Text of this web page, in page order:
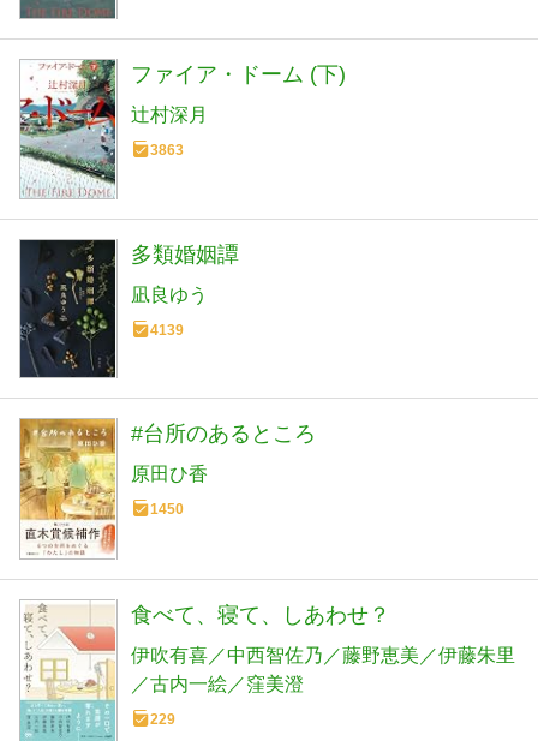
ファイア・ドーム (下)
辻村深月
3863
多類婚姻譚
凪良ゆう
4139
#台所のあるところ
原田ひ香
1450
食べて、寝て、しあわせ？
伊吹有喜／中西智佐乃／藤野恵美／伊藤朱里
／古内一絵／窪美澄
229